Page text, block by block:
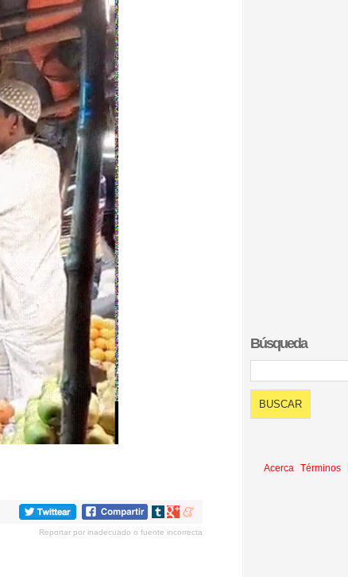
Compartir
tumblr
Compartir
Google+
Compartir
meneame
Reportar por inadecuado o fuente incorrecta
Búsqueda
Acerca Términos